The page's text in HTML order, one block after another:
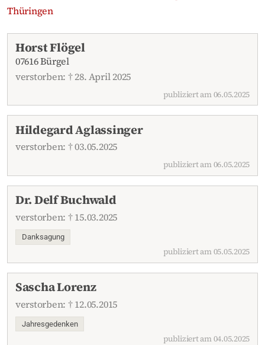
Thüringen
Aktuelle Traueranzeigen
Horst Flögel
07616 Bürgel
verstorben: † 28. April 2025
publiziert am 06.05.2025
Hildegard Aglassinger
verstorben: † 03.05.2025
publiziert am 06.05.2025
Dr. Delf Buchwald
verstorben: † 15.03.2025
Danksagung
publiziert am 05.05.2025
Sascha Lorenz
verstorben: † 12.05.2015
Jahresgedenken
publiziert am 04.05.2025